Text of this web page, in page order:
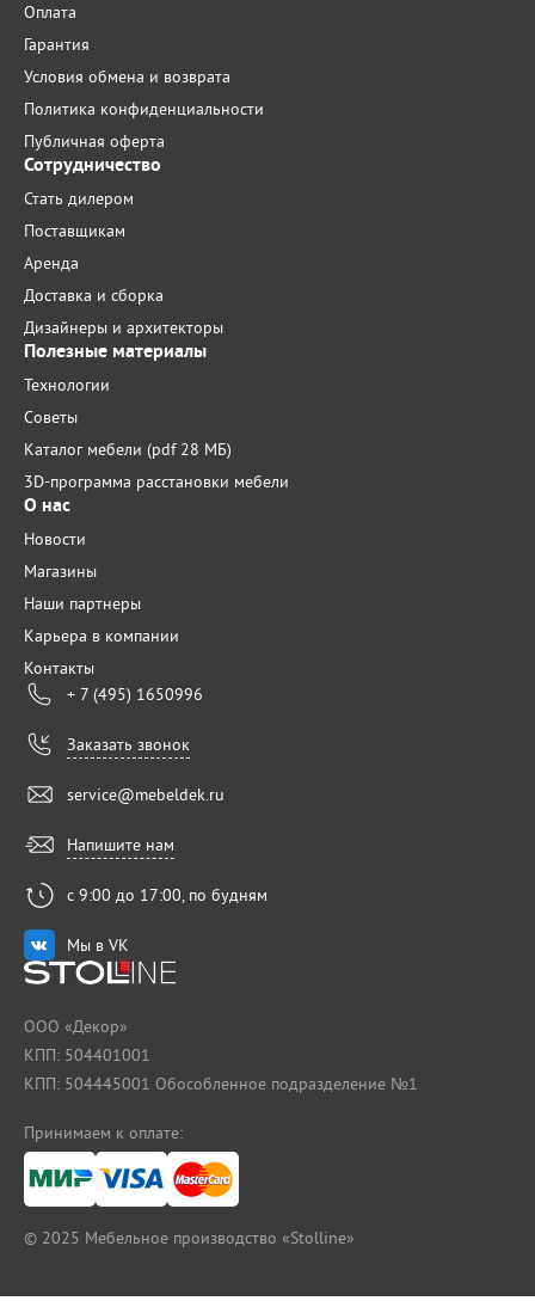
Оплата
Гарантия
Условия обмена и возврата
Политика конфиденциальности
Публичная оферта
Сотрудничество
Стать дилером
Поставщикам
Аренда
Доставка и сборка
Дизайнеры и архитекторы
Полезные материалы
Технологии
Советы
Каталог мебели (pdf 28 МБ)
3D-программа расстановки мебели
О нас
Новости
Магазины
Наши партнеры
Карьера в компании
Контакты
+ 7 (495) 1650996
Заказать звонок
service@mebeldek.ru
Напишите нам
с 9:00 до 17:00, по будням
Мы в VK
ООО «Декор»
КПП: 504401001
КПП: 504445001 Обособленное подразделение №1
Принимаем к оплате:
© 2025 Мебельное производство «Stolline»